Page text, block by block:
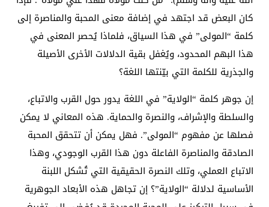
كان البعض قد اجتهد في إضافة معنى المحبة والمناصرة إلى
كلمة “المولى” في هذا السياق، فلماذا يُحصر المعنى في
هذا البهم المحدود، ويُغفل بقية الدلالات الأخرى الأصيلة
والجذرية للكلمة التي بيّنتها اللغة؟
إن جوهر كلمة “الولاية” في اللغة يدور حول القرب والاتباع،
والسلطة والإشراف، والنصرة والحماية. هذه المعاني لا يمكن
فصلها عن مفهوم “المولى”. فهل يمكن أن تتحقق المحبة
الصادقة والمناصرة الفاعلة دون هذا القرب الوجودي، وهذا
الاتباع العملي، وتلك النصرة الحقيقية التي تُشكل اللبنة
الأساسية لدلالة “الولاية”؟ إن تجاهل هذه الأبعاد الجوهرية